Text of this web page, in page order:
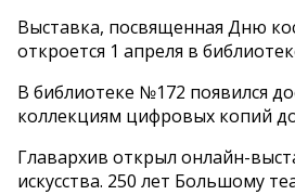
Выставка, посвященная Дню
откроется 1 апреля в
В библиотеке №172 появился
коллекциям цифровых копий
Главархив открыл онлайн-
искусства. 250 лет Большому